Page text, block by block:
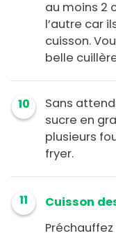
au moins 2
l’autre car
cuisson.
belle
10
Sans
sucre en
plusieurs
fryer.
11
Cuisson